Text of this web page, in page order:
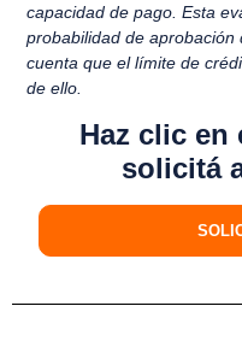
capacidad de pago. Esta
probabilidad de
cuenta que el límite de
de ello.
Haz clic en
solicitá